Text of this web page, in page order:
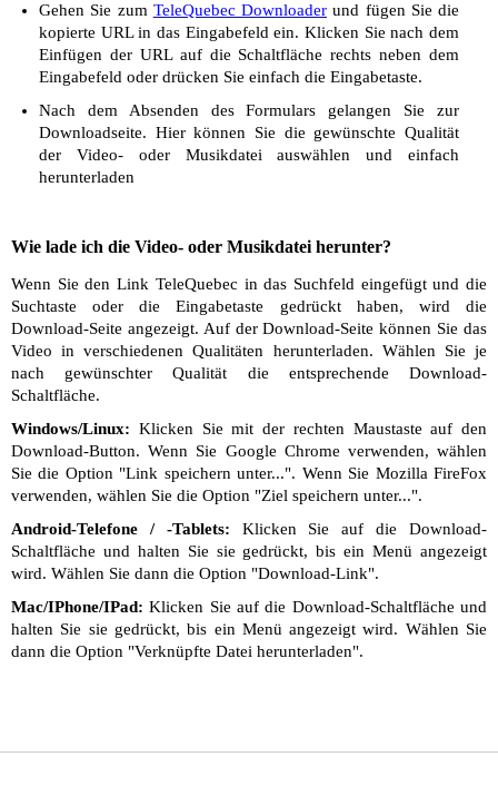
Gehen Sie zum TeleQuebec Downloader und fügen Sie die
kopierte URL in das Eingabefeld ein. Klicken Sie nach dem
Einfügen der URL auf die Schaltfläche rechts neben dem
Eingabefeld oder drücken Sie einfach die Eingabetaste.
Nach dem Absenden des Formulars gelangen Sie zur
Downloadseite. Hier können Sie die gewünschte Qualität
der Video- oder Musikdatei auswählen und einfach
herunterladen
Wie lade ich die Video- oder Musikdatei herunter?
Wenn Sie den Link TeleQuebec in das Suchfeld eingefügt und die
Suchtaste oder die Eingabetaste gedrückt haben, wird die
Download-Seite angezeigt. Auf der Download-Seite können Sie das
Video in verschiedenen Qualitäten herunterladen. Wählen Sie je
nach gewünschter Qualität die entsprechende Download-
Schaltfläche.
Windows/Linux: Klicken Sie mit der rechten Maustaste auf den
Download-Button. Wenn Sie Google Chrome verwenden, wählen
Sie die Option "Link speichern unter...". Wenn Sie Mozilla FireFox
verwenden, wählen Sie die Option "Ziel speichern unter...".
Android-Telefone / -Tablets: Klicken Sie auf die Download-
Schaltfläche und halten Sie sie gedrückt, bis ein Menü angezeigt
wird. Wählen Sie dann die Option "Download-Link".
Mac/IPhone/IPad: Klicken Sie auf die Download-Schaltfläche und
halten Sie sie gedrückt, bis ein Menü angezeigt wird. Wählen Sie
dann die Option "Verknüpfte Datei herunterladen".